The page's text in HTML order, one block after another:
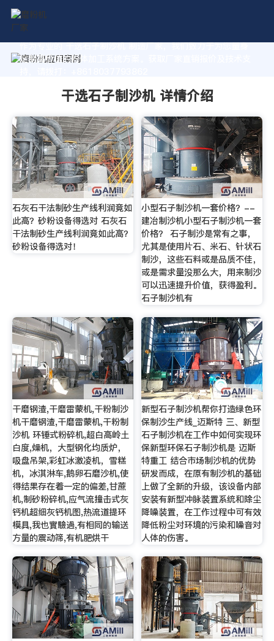
作为专业的 干选石子制沙机 制造厂家，我们致力于为您量身
定制高价值的粉体加工系统方案。获取厂家直销报价及技术支
干选石子制沙机 详情介绍
石灰石干法制砂生产线利润竟如
此高？砂粉设备得选对 石灰石
干法制砂生产线利润竟如此高？
砂粉设备得选对！
小型石子制沙机一套价格？--
建冶制沙机小型石子制沙机一套
价格？ 石子制沙是常有之事，
尤其是使用片石、米石、针状石
制沙，这些石料或是品质不佳，
或是需求量没那么大，用来制沙
可以迅速提升价值，获得盈利。
石子制沙机有
干磨钢渣,干磨雷蒙机,干粉制沙
机干磨钢渣,干磨雷蒙机,干粉制
沙机 环锤式粉碎机,超白高岭土
白度,燥机，大型钢化均质炉，
吸盘吊架,彩虹冰激凌机，雪糕
机，冰淇淋车,鹅卵石磨沙机,使
得结果存在着一定的偏差,甘蔗
机,制砂粉碎机,应气流撞击式灰
钙机超细灰钙机图,热流道提环
模具,我也實驗過,有相同的输送
方量的震动筛,有机肥烘干
新型石子制沙机帮你打造绿色环
保制沙生产线_迈斯特 三、新型
石子制沙机在工作中如何实现环
保新型环保石子制沙机是 迈斯
特重工 结合市场制沙机的优势
研发而成，在原有制沙机的基础
上做了全新的升级，该设备内部
安装有新型冲脉装置系统和除尘
降噪装置，在工作过程中可有效
降低粉尘对环境的污染和噪音对
人体的伤害。